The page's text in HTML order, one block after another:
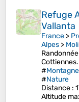
Refuge
Vallanta
France >
Alpes >
#
#Nature
Distance :
Altitude